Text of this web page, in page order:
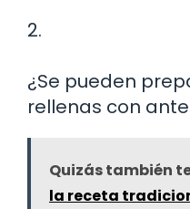
2.
¿Se pueden
rellenas con
Quizás también
la receta